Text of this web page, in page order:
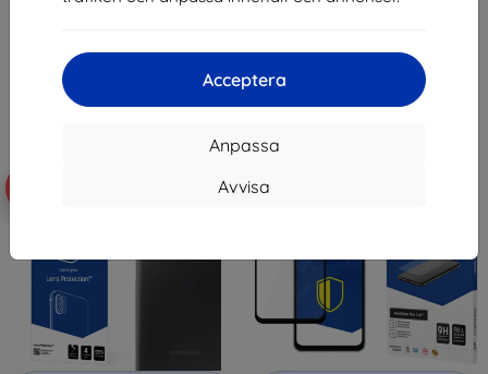
Acceptera
Anpassa
Avvisa
I lager 3 st
172 kr
-10%